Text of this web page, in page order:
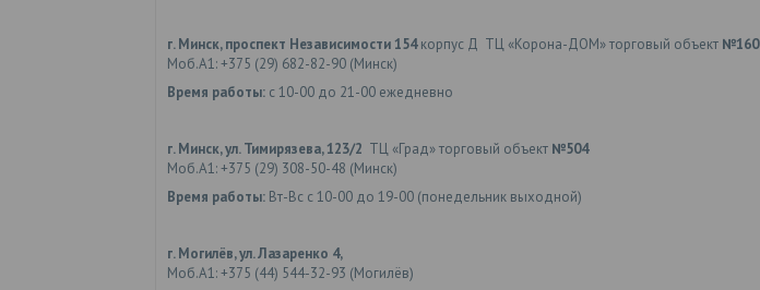
г. Минск, проспект Независимости 154корпус Д ТЦ «Корона-ДОМ» торговый объект №160
Моб.А1: +375 (29) 682-82-90 (Минск)
Время работы: с 10-00 до 21-00 ежедневно
г. Минск, ул. Тимирязева, 123/2 ТЦ «Град» торговый объект №504
Моб.А1: +375 (29) 308-50-48 (Минск)
Время работы: Вт-Вс с 10-00 до 19-00 (понедельник выходной)
г. Могилёв, ул. Лазаренко 4,
Моб.А1: +375 (44) 544-32-93 (Могилёв)